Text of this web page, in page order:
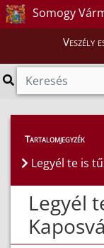
Somogy
Veszély
Híreink > Hírek
Tartalomjegyzék
Legyél te is
Legyél